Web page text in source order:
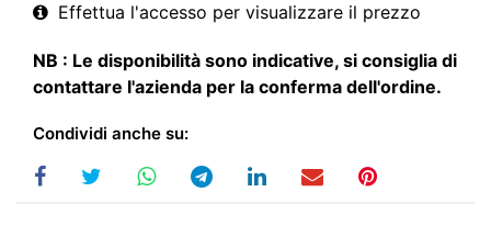
Effettua l'accesso per visualizzare il prezzo
NB : Le disponibilità sono indicative, si consiglia di
contattare l'azienda per la conferma dell'ordine.
Condividi anche su: